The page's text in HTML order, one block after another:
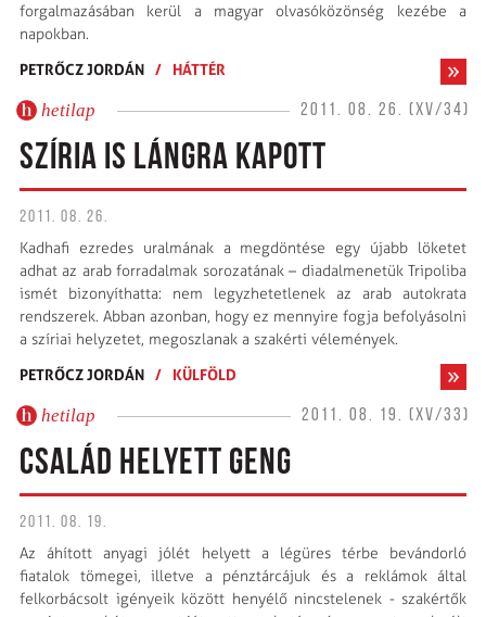
forgalmazásában kerül a magyar olvasóközönség kezébe a
napokban.
PETRŐCZ JORDÁN / HÁTTÉR
hetilap 2011. 08. 26. (XV/34)
SZÍRIA IS LÁNGRA KAPOTT
2011. 08. 26.
Kadhafi ezredes uralmának a megdöntése egy újabb löketet
adhat az arab forradalmak sorozatának – diadalmenetük Tripoliba
ismét bizonyíthatta: nem legyzhetetlenek az arab auto­krata
rendszerek. Abban azonban, hogy ez mennyire fogja befolyásolni
a szíriai helyzetet, megoszlanak a szakérti vélemények.
PETRŐCZ JORDÁN / KÜLFÖLD
hetilap 2011. 08. 19. (XV/33)
CSALÁD HELYETT GENG
2011. 08. 19.
Az áhított anyagi jólét helyett a légüres térbe bevándorló
fiatalok tömegei, illetve a pénztárcájuk és a reklámok által
felkorbácsolt igényeik között henyélő nincstelenek - szakértők